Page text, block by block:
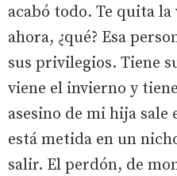
acabó todo. Te quita
ahora, ¿qué? Esa
sus privilegios. Tiene
viene el invierno y
asesino de mi hija
está metida en un
salir. El perdón, de